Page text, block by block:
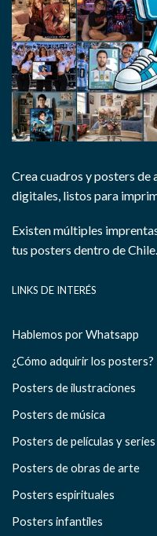
Crea cuadros y posters de
digitales, listos para
Existen múltiples
tus posters dentro de Chile.
LINKS DE INTERÉS
Hablemos por Whatsapp
¿Cómo adquirir los posters?
Posters de ilustraciones
Posters de música
Posters de películas y series
Posters de obras de arte
Posters espirituales
Posters infantiles